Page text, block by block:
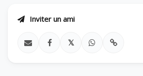
Inviter un ami
𝕏